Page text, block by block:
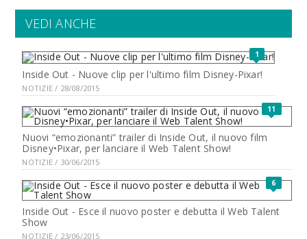
VEDI ANCHE
1
Inside Out - Nuove clip per l'ultimo film Disney-Pixar!
NOTIZIE / 28/08/2015
11
Nuovi “emozionanti” trailer di Inside Out, il nuovo film
Disney•Pixar, per lanciare il Web Talent Show!
NOTIZIE / 30/06/2015
6
Inside Out - Esce il nuovo poster e debutta il Web Talent
Show
NOTIZIE / 23/06/2015